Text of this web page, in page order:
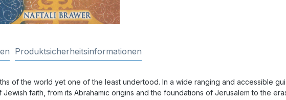
Produktsicherheitsinformationen
of the world yet one of the least undertood. In a wide ranging and accessible
faith, from its Abrahamic origins and the foundations of Jerusalem to the